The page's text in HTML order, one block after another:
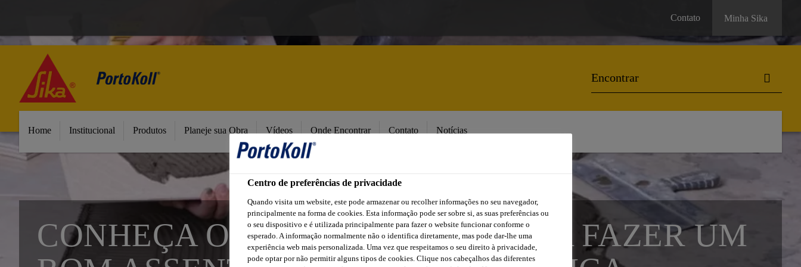
Contato Minha Sika
Home Institucional Produtos Planeje sua Obra Vídeos Onde Encontrar Contato Notícias
CONHEÇA O PASSO A PASSO PARA FAZER UM
Centro de preferências de privacidade
Quando visita um website, este pode armazenar ou recolher informações no seu navegador,
principalmente na forma de cookies. Esta informação pode ser sobre si, as suas preferências ou
o seu dispositivo e é utilizada principalmente para fazer o website funcionar conforme o
esperado. A informação normalmente não o identifica diretamente, mas pode dar-lhe uma
experiência web mais personalizada. Uma vez que respeitamos o seu direito à privacidade,
pode optar por não permitir alguns tipos de cookies. Clique nos cabeçalhos das diferentes